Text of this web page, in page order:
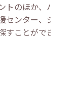
のほか、ハロー
ンター、シルバ
ことができま